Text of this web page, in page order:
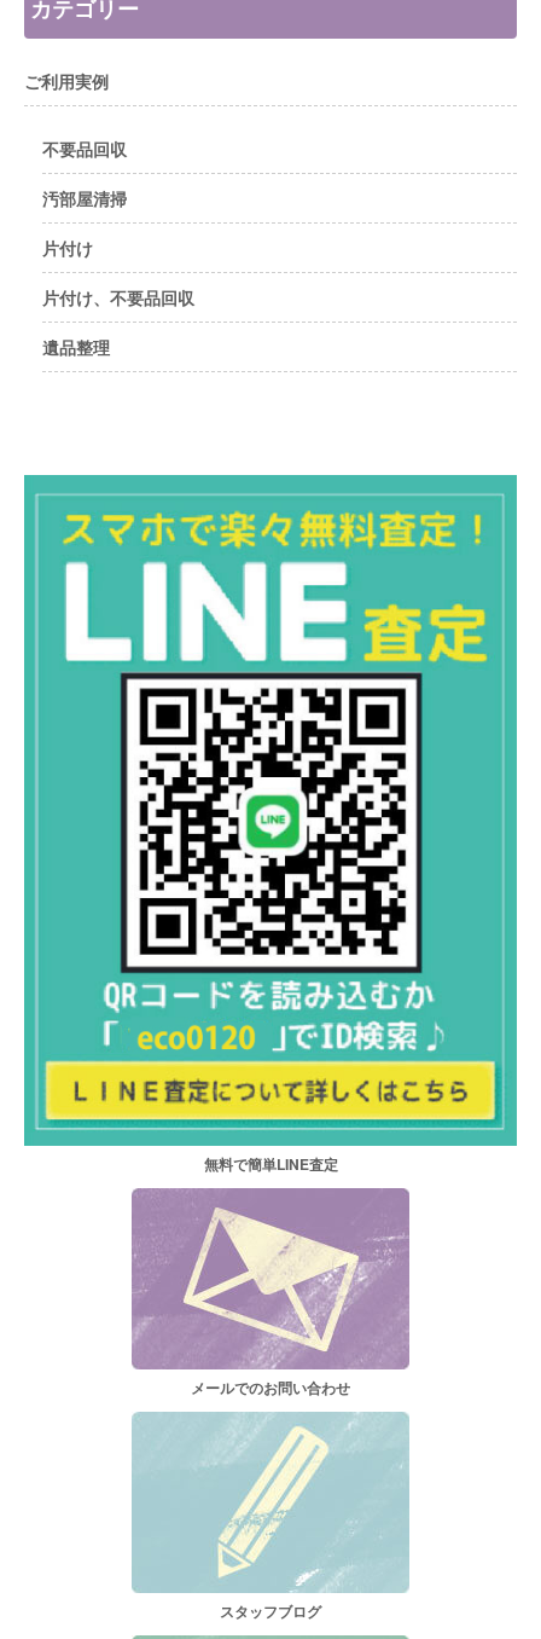
カテゴリー
ご利用実例
不要品回収
汚部屋清掃
片付け
片付け、不要品回収
遺品整理
無料で簡単LINE査定
メールでのお問い合わせ
スタッフブログ